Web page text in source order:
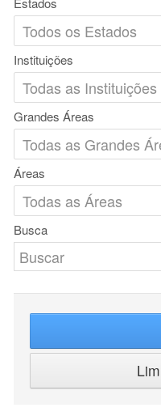
Instituições
Grandes Áreas
Áreas
Busca